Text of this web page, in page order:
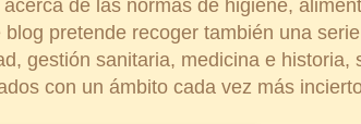
de las normas de higiene,
pretende recoger también una
gestión sanitaria, medicina e
con un ámbito cada vez más